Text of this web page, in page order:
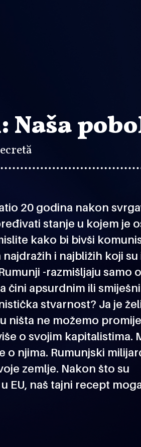
20 godina nakon
stanje u kojem je
kako bi bivši
i najbližih koji su
-razmišljaju samo
čini apsurdnim ili
stvarnost? Ja je
ništa ne možemo
o svojim kapitalistima.
o njima. Rumunjski
zemlje. Nakon što su
EU, naš tajni recept